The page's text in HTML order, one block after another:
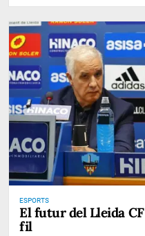
ESPORTS
El futur del Lleida
fil